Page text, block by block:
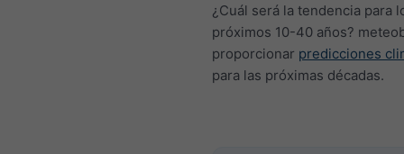
¿Cuál será la tendencia para
próximos 10-40 años?
proporcionar predicciones
para las próximas décadas.